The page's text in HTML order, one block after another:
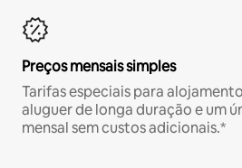
Preços mensais simples
Tarifas especiais para
aluguer de longa duração e um
mensal sem custos adicionais.*